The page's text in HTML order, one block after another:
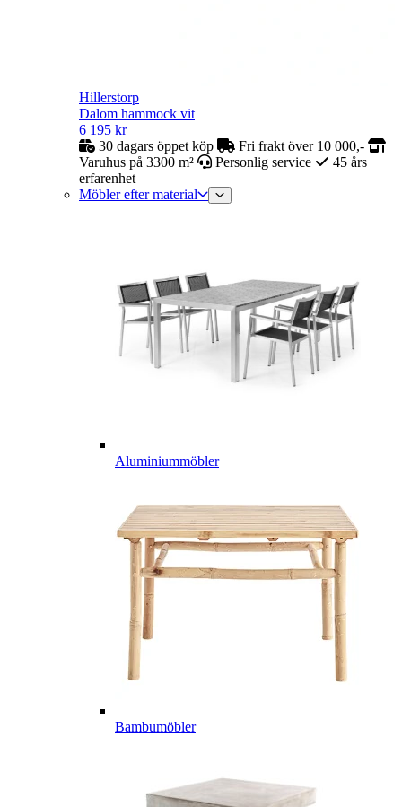
Hillerstorp
Dalom hammock vit
6 195 kr
30 dagars öppet köp
Fri frakt över 10 000,-
Varuhus på 3300 m²
Personlig service
45 års
erfarenhet
Möbler efter material
Aluminiummöbler
Bambumöbler